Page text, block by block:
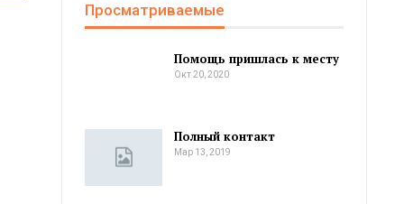
Просматриваемые
Помощь пришлась к месту
Окт 20, 2020
Полный контакт
Мар 13, 2019